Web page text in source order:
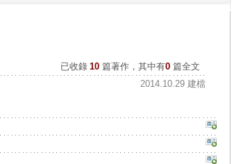
已收錄 10 篇著作，其中有0篇全文
2014.10.29 建檔